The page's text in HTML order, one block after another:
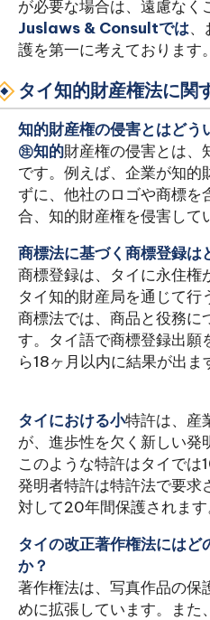
が必要な場合は、遠慮なく
Juslaws & Consultでは、
護を第一に考えております。
タイ知的財産権法に関
知的財産権の侵害とはどう
㊟知的財産権の侵害とは、
です。例えば、企業が知的
ずに、他社のロゴや商標を
合、知的財産権を侵害して
商標法に基づく商標登録は
商標登録は、タイに永住権
タイ知的財産局を通じて
商標法では、商品と役務に
す。タイ語で商標登録出願
ら18ヶ月以内に結果が出ま
‍タイにおける小特許は、産
が、進歩性を欠く新しい発
このような特許はタイでは
発明者特許は特許法で要求
対して20年間保護されます
タイの改正著作権法にはど
か？
著作権法は、写真作品の保
めに拡張しています。また